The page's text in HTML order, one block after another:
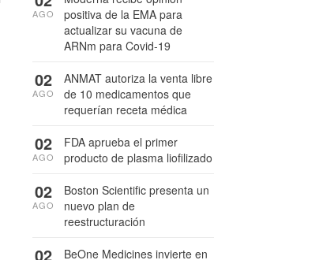
positiva de la EMA para
actualizar su vacuna de
ARNm para Covid-19
AGO
ANMAT autoriza la venta libre
de 10 medicamentos que
requerían receta médica
02
AGO
FDA aprueba el primer
producto de plasma liofilizado
02
AGO
Boston Scientific presenta un
nuevo plan de
reestructuración
02
AGO
BeOne Medicines invierte en
02